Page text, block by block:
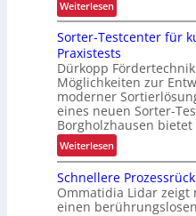
r
L
o
g
i
s
t
i
k
a
p
m
a
t
i
s
i
e
r
u
n
g
d
e
Weiterlesen:
T
o
p
g
e
r
ü
s
t
e
t
f
Sorter-Testcenter für
Praxistests
Dürkopp
Möglichkeiten zur
moderner
eines neuen Sorter-
Borgholzhausen
Weiterlesen:
S
o
r
t
Schnellere
Ommatidia Lidar zeigt
einen